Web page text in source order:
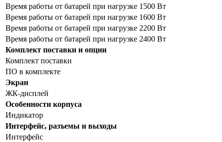
Время работы от батарей при нагрузке 1500 Вт
Время работы от батарей при нагрузке 1600 Вт
Время работы от батарей при нагрузке 2200 Вт
Время работы от батарей при нагрузке 2400 Вт
Комплект поставки и опции
Комплект поставки
ПО в комплекте
Экран
ЖК-дисплей
Особенности корпуса
Индикатор
Интерфейс, разъемы и выходы
Интерфейс